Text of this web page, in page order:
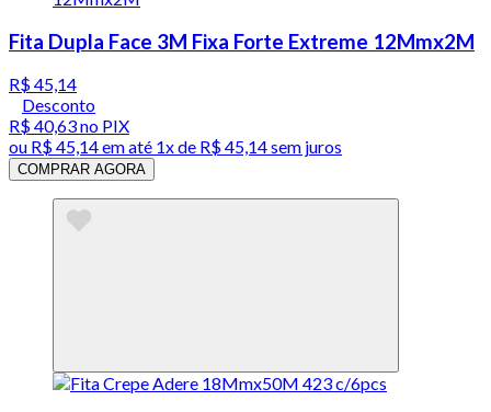
Fita Dupla Face 3M Fixa Forte Extreme 12Mmx2M
R$ 45,14
Desconto
R$ 40,63no PIX
ou R$ 45,14em até 1x de R$ 45,14sem juros
COMPRAR AGORA